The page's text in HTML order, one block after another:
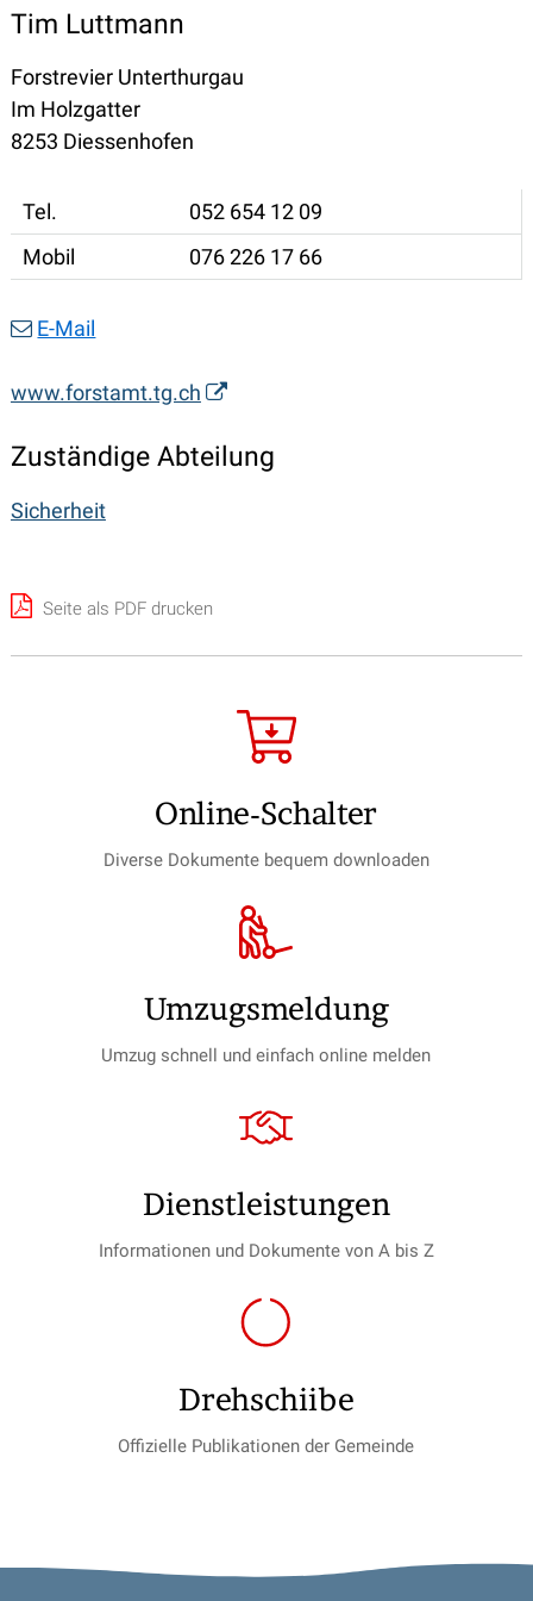
Tim Luttmann
Forstrevier Unterthurgau
Im Holzgatter
8253 Diessenhofen
Tel.
052 654 12 09
Mobil
076 226 17 66
E-Mail
www.forstamt.tg.ch
Zuständige Abteilung
Sicherheit
Seite als PDF drucken
Online-Schalter
Diverse Dokumente bequem downloaden
Umzugs­meldung
Umzug schnell und einfach online melden
Dienst­leistungen
Informationen und Dokumente von A bis Z
Drehschiibe
Offizielle Publikationen der Gemeinde